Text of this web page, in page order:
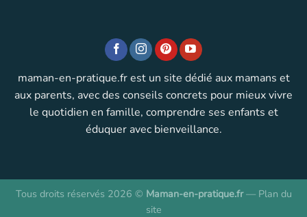
maman-en-pratique.fr est un site dédié aux mamans et
aux parents, avec des conseils concrets pour mieux vivre
le quotidien en famille, comprendre ses enfants et
éduquer avec bienveillance.
Tous droits réservés 2026 © Maman-en-pratique.fr— Plan du
site